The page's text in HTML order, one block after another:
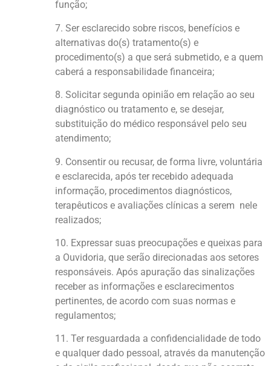
função;
7. Ser esclarecido sobre riscos, benefícios e
alternativas do(s) tratamento(s) e
procedimento(s) a que será submetido, e a quem
caberá a responsabilidade financeira;
8. Solicitar segunda opinião em relação ao seu
diagnóstico ou tratamento e, se desejar,
substituição do médico responsável pelo seu
atendimento;
9. Consentir ou recusar, de forma livre, voluntária
e esclarecida, após ter recebido adequada
informação, procedimentos diagnósticos,
terapêuticos e avaliações clínicas a serem nele
realizados;
10. Expressar suas preocupações e queixas para
a Ouvidoria, que serão direcionadas aos setores
responsáveis. Após apuração das sinalizações
receber as informações e esclarecimentos
pertinentes, de acordo com suas normas e
regulamentos;
11. Ter resguardada a confidencialidade de todo
e qualquer dado pessoal, através da manutenção